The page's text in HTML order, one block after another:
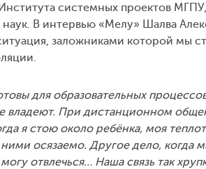
системных проектов
В интервью «Мелу» Шалва
заложниками которой мы
для образовательных
владеют. При дистанционном
я стою около ребёнка, моя
осязаемо. Другое дело, когда
отвлечься… Наша связь так